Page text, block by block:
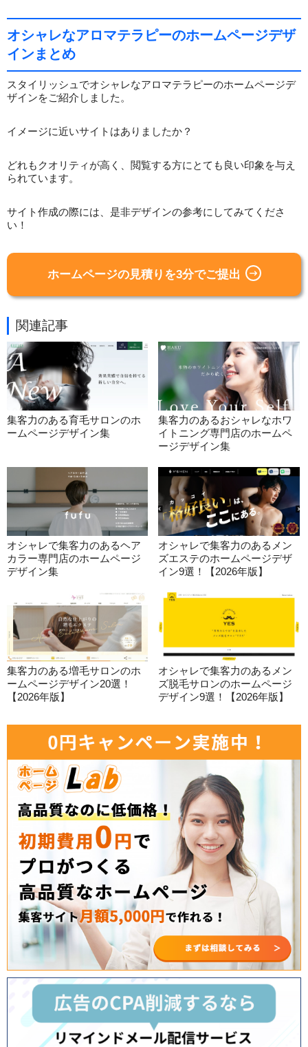
オシャレなアロマテラピーのホームページデザ
インまとめ
スタイリッシュでオシャレなアロマテラピーのホームページデ
ザインをご紹介しました。
イメージに近いサイトはありましたか？
どれもクオリティが高く、閲覧する方にとても良い印象を与え
られています。
サイト作成の際には、是非デザインの参考にしてみてくださ
い！
ホームページの見積りを3分でご提出
関連記事
集客力のある育毛サロンのホ
ームページデザイン集
集客力のあるおシャレなホワ
イトニング専門店のホームペ
ージデザイン集
オシャレで集客力のあるヘア
カラー専門店のホームページ
デザイン集
オシャレで集客力のあるメン
ズエステのホームページデザ
イン9選！【2026年版】
集客力のある増毛サロンのホ
ームページデザイン20選！
【2026年版】
オシャレで集客力のあるメン
ズ脱毛サロンのホームページ
デザイン9選！【2026年版】